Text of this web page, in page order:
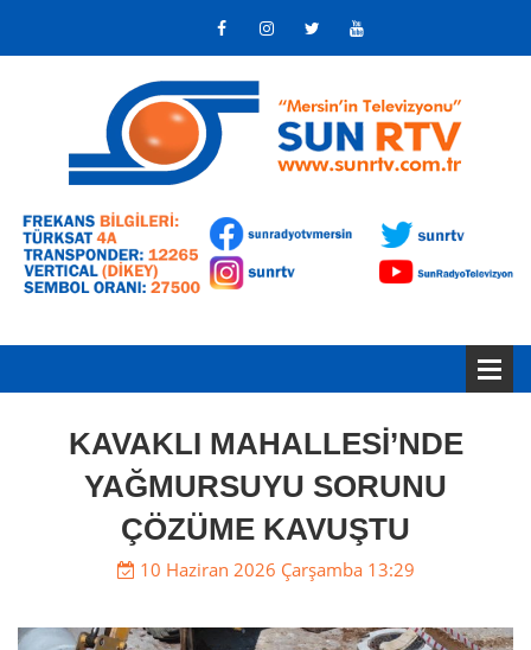
KAVAKLI MAHALLESİ’NDE
YAĞMURSUYU SORUNU
ÇÖZÜME KAVUŞTU
10 Haziran 2026 Çarşamba 13:29